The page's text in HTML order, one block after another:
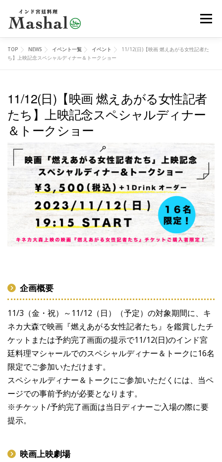
メニ
MENU デリバリー ご予約
レッスン イベント オンラインショップ ブログ
メディア EN
TOP NEWS イベント一覧 イベント
11/12(日)【映画 燃えあがる女性記者た
ち】上映記念スペシャルディナー＆トークショー
11/12(日)【映画 燃えあがる女性記者
たち】上映記念スペシャルディナー
＆トークショー
企画概要
11/3（金・祝）～11/12（日）（予定）の対象期間に、キ
ネカ大森で映画『燃えあがる女性記者たち』を鑑賞したチ
ケットまたは予約完了画面の提示で11/12(日)のインド宮
廷料理マシャールでのスペシャルディナー＆トークに16名
限定でご参加いただけます。
スペシャルディナー＆トークにご参加いただくには、当ペ
ージでの事前予約が必要となります。
※チケット/予約完了画面は当日ディナーご入場の際に要
提示。
映画上映劇場